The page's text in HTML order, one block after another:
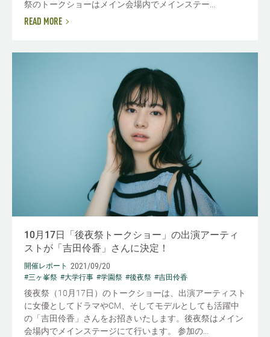
祭のトークショーはメイン会場内でメインステー...
READ MORE
10月17日「後夜祭トークショー」の出演アーティ
ストが「吉田伶香」さんに決定！
開催レポート 2021/09/20
#三ヶ峯祭 #大学行事 #学園祭 #後夜祭 #吉田伶香
後夜祭（10月17日）のトークショーは、出演アーティスト
に女優としてドラマやCM、そしてモデルとしても活躍中
の「吉田伶香」さんをお招きいたします。後夜祭はメイン
会場内でメインステージにて行います。 参加の...